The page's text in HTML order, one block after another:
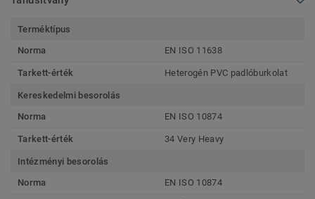
Terméktípus
Norma
EN ISO 11638
Tarkett-érték Heterogén PVC padlóburkolat
Kereskedelmi besorolás
Norma
EN ISO 10874
Tarkett-érték 34 Very Heavy
Intézményi besorolás
Norma
EN ISO 10874